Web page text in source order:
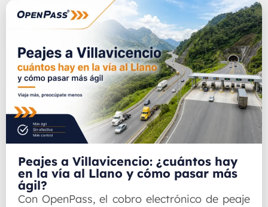
Peajes a Villavicencio: ¿cuántos hay
en la vía al Llano y cómo pasar más
ágil?
Con OpenPass, el cobro electrónico de peaje